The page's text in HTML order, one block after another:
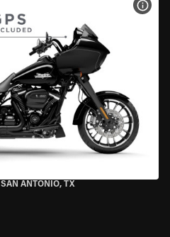
SAN ANTONIO, TX
VER